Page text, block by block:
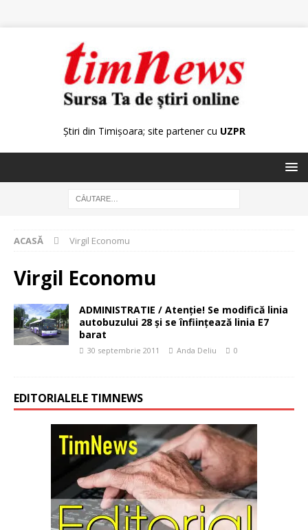
Știri din Timișoara; site partener cu UZPR
ACASĂ Virgil Economu
Virgil Economu
ADMINISTRATIE / Atenţie! Se modifică linia
autobuzului 28 şi se înfiinţează linia E7
barat
30 septembrie 2011 Anda Deliu 0
EDITORIALELE TIMNEWS